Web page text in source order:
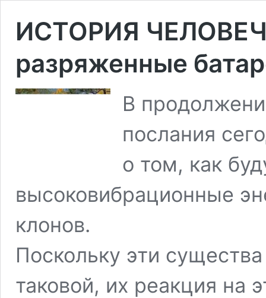
ИСТОРИЯ
разряженные
В
послания
о том, как
высоковибрационные
клонов.
Поскольку эти
таковой, их реакция на